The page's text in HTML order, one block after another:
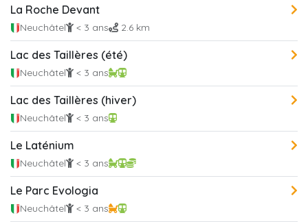
La Roche Devant
Neuchâtel < 3 ans 2.6 km
Lac des Taillères (été)
Neuchâtel < 3 ans
Lac des Taillères (hiver)
Neuchâtel < 3 ans
Le Laténium
Neuchâtel < 3 ans
Le Parc Evologia
Neuchâtel < 3 ans